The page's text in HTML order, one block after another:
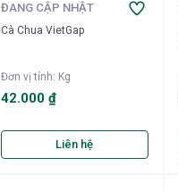
ĐANG CẬP NHẬT
Cà Chua VietGap
Đơn vị tính: Kg
42.000 ₫
Liên hệ